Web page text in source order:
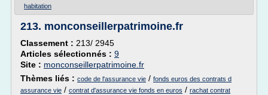
habitation
213. monconseillerpatrimoine.fr
Classement : 213/ 2945
Articles sélectionnés : 9
Site : monconseillerpatrimoine.fr
Thèmes liés : code de l'assurance vie / fonds euros des contrats d
assurance vie / contrat d'assurance vie fonds en euros / rachat contrat